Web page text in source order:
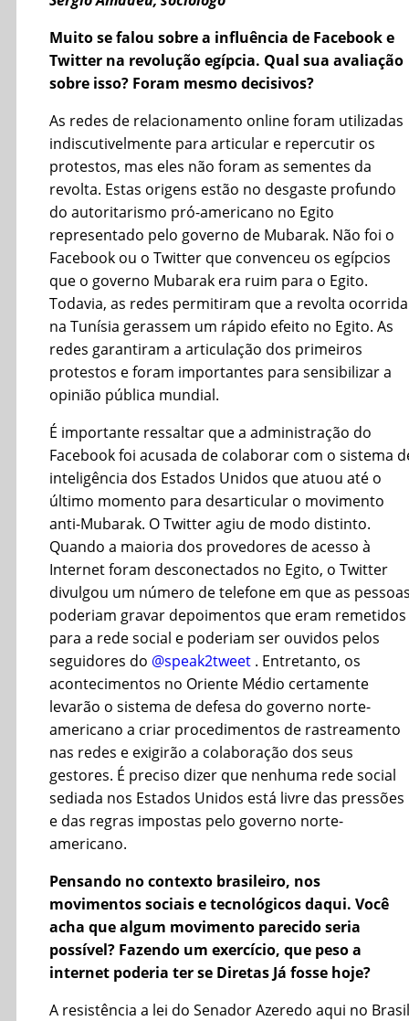
Muito se falou sobre a influência de Facebook e
Twitter na revolução egípcia. Qual sua avaliação
sobre isso? Foram mesmo decisivos?
As redes de relacionamento online foram utilizadas
indiscutivelmente para articular e repercutir os
protestos, mas eles não foram as sementes da
revolta. Estas origens estão no desgaste profundo
do autoritarismo pró-americano no Egito
representado pelo governo de Mubarak. Não foi o
Facebook ou o Twitter que convenceu os egípcios
que o governo Mubarak era ruim para o Egito.
Todavia, as redes permitiram que a revolta ocorrida
na Tunísia gerassem um rápido efeito no Egito. As
redes garantiram a articulação dos primeiros
protestos e foram importantes para sensibilizar a
opinião pública mundial.
É importante ressaltar que a administração do
Facebook foi acusada de colaborar com o sistema
inteligência dos Estados Unidos que atuou até o
último momento para desarticular o movimento
anti-Mubarak. O Twitter agiu de modo distinto.
Quando a maioria dos provedores de acesso à
Internet foram desconectados no Egito, o Twitter
divulgou um número de telefone em que as
poderiam gravar depoimentos que eram remetidos
para a rede social e poderiam ser ouvidos pelos
seguidores do @speak2tweet . Entretanto, os
acontecimentos no Oriente Médio certamente
levarão o sistema de defesa do governo norte-
americano a criar procedimentos de rastreamento
nas redes e exigirão a colaboração dos seus
gestores. É preciso dizer que nenhuma rede social
sediada nos Estados Unidos está livre das pressões
e das regras impostas pelo governo norte-
americano.
Pensando no contexto brasileiro, nos
movimentos sociais e tecnológicos daqui. Você
acha que algum movimento parecido seria
possível? Fazendo um exercício, que peso a
internet poderia ter se Diretas Já fosse hoje?
A resistência a lei do Senador Azeredo aqui no